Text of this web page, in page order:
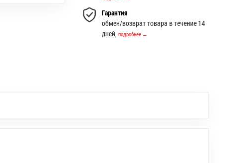
Гарантия
обмен/возврат товара в течение 14
дней,подробнее →